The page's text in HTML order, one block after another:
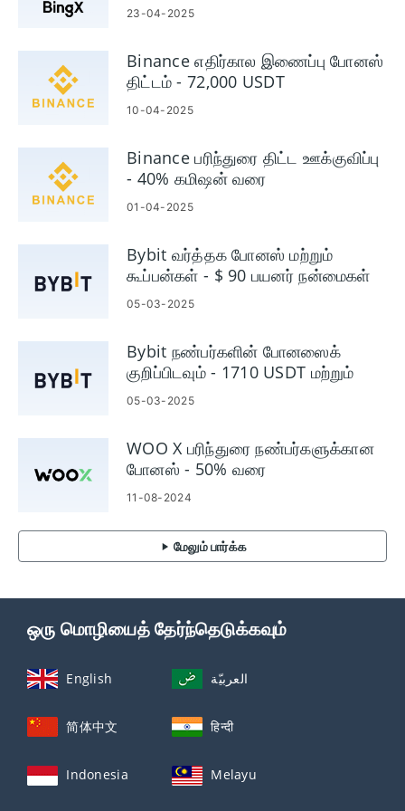
23-04-2025
Binance எதிர்கால இணைப்பு போனஸ்
திட்டம் - 72,000 USDT
10-04-2025
Binance பரிந்துரை திட்ட ஊக்குவிப்பு
- 40% கமிஷன் வரை
01-04-2025
Bybit வர்த்தக போனஸ் மற்றும்
கூப்பன்கள் - $ 90 பயனர் நன்மைகள்
வரை
05-03-2025
Bybit நண்பர்களின் போனஸைக்
குறிப்பிடவும் - 1710 USDT மற்றும்
30% கமிஷனை சம்பாதிக்கவும்
05-03-2025
WOO X பரிந்துரை நண்பர்களுக்கான
போனஸ் - 50% வரை
11-08-2024
மேலும் பார்க்க
ஒரு மொழியைத் தேர்ந்தெடுக்கவும்
English العربيّة
简体中文 हिन्दी
Indonesia Melayu